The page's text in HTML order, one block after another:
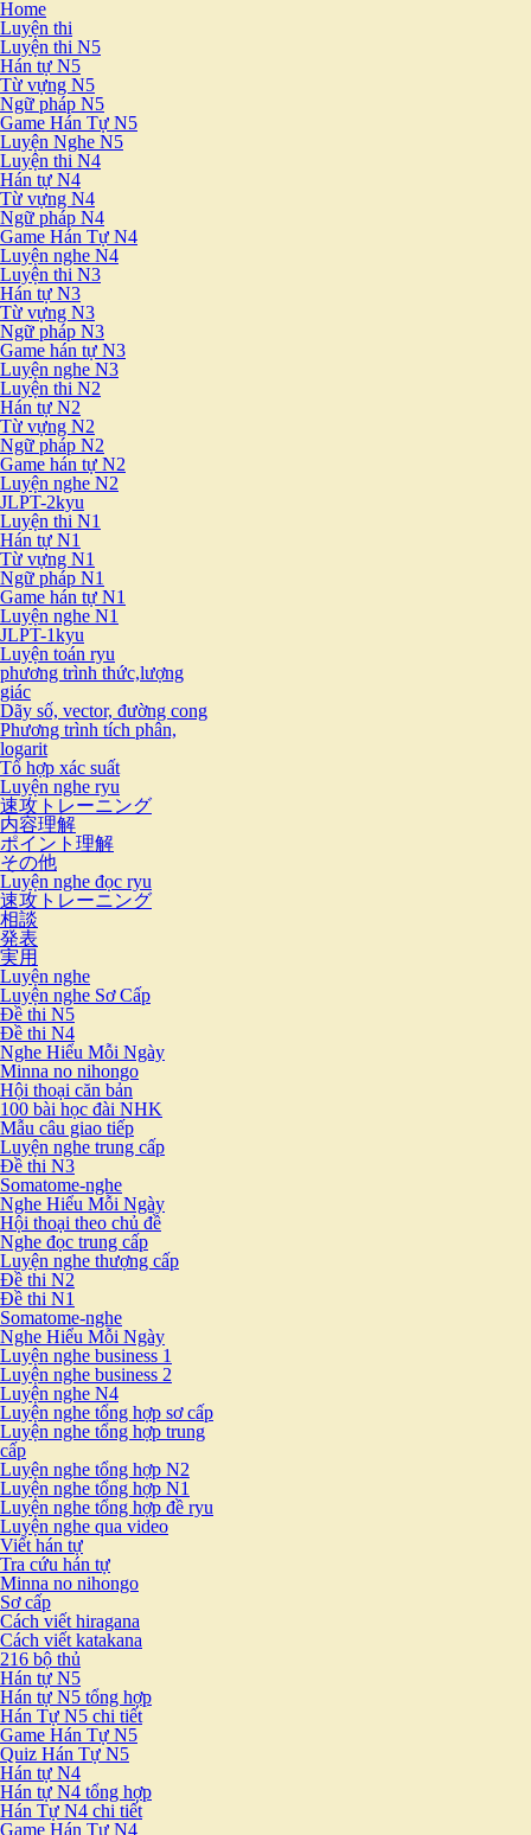
Home
Luyện thi
Luyện thi N5
Hán tự N5
Từ vựng N5
Ngữ pháp N5
Game Hán Tự N5
Luyện Nghe N5
Luyện thi N4
Hán tự N4
Từ vựng N4
Ngữ pháp N4
Game Hán Tự N4
Luyện nghe N4
Luyện thi N3
Hán tự N3
Từ vựng N3
Ngữ pháp N3
Game hán tự N3
Luyện nghe N3
Luyện thi N2
Hán tự N2
Từ vựng N2
Ngữ pháp N2
Game hán tự N2
Luyện nghe N2
JLPT-2kyu
Luyện thi N1
Hán tự N1
Từ vựng N1
Ngữ pháp N1
Game hán tự N1
Luyện nghe N1
JLPT-1kyu
Luyện toán ryu
phương trình thức,lượng
giác
Dãy số, vector, đường cong
Phương trình tích phân,
logarit
Tổ hợp xác suất
Luyện nghe ryu
速攻トレーニング
内容理解
ポイント理解
その他
Luyện nghe đọc ryu
速攻トレーニング
相談
発表
実用
Luyện nghe
Luyện nghe Sơ Cấp
Đề thi N5
Đề thi N4
Nghe Hiểu Mỗi Ngày
Minna no nihongo
Hội thoại căn bản
100 bài học đài NHK
Mẫu câu giao tiếp
Luyện nghe trung cấp
Đề thi N3
Somatome-nghe
Nghe Hiểu Mỗi Ngày
Hội thoại theo chủ đề
Nghe đọc trung cấp
Luyện nghe thượng cấp
Đề thi N2
Đề thi N1
Somatome-nghe
Nghe Hiểu Mỗi Ngày
Luyện nghe business 1
Luyện nghe business 2
Luyện nghe N4
Luyện nghe tổng hợp sơ cấp
Luyện nghe tổng hợp trung
cấp
Luyện nghe tổng hợp N2
Luyện nghe tổng hợp N1
Luyện nghe tổng hợp đề ryu
Luyện nghe qua video
Viết hán tự
Tra cứu hán tự
Minna no nihongo
Sơ cấp
Cách viết hiragana
Cách viết katakana
216 bộ thủ
Hán tự N5
Hán tự N5 tổng hợp
Hán Tự N5 chi tiết
Game Hán Tự N5
Quiz Hán Tự N5
Hán tự N4
Hán tự N4 tổng hợp
Hán Tự N4 chi tiết
Game Hán Tự N4